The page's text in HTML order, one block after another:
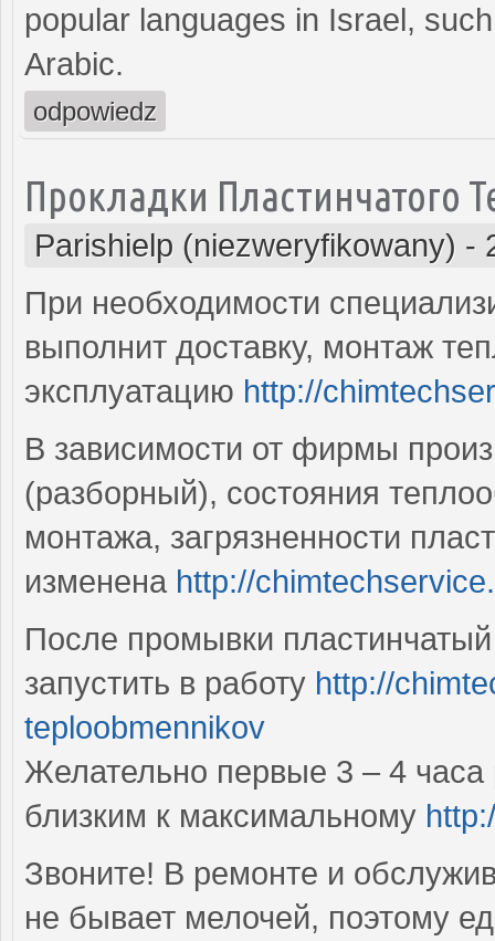
popular languages in Israel,
Arabic.
odpowiedz
Прокладки Пластинчатого
Parishielp (niezweryfikowany) -
При необходимости
выполнит доставку, монтаж
эксплуатацию http://
В зависимости от фирмы
(разборный), состояния
монтажа, загрязненности
изменена http://
После промывки
запустить в работу http://
teploobmennikov
Желательно первые 3 – 4
близким к максимальному
Звоните! В ремонте и
не бывает мелочей, поэтому